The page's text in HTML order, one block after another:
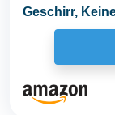
Geschirr,